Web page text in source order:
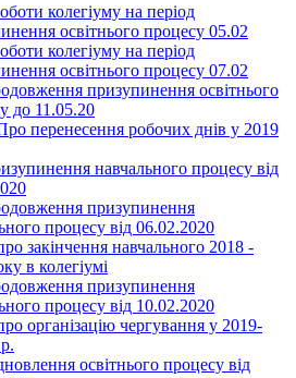
колегіуму на період
освітнього процесу 05.02
колегіуму на період
освітнього процесу 07.02
призупинення освітнього
до 11.05.20
перенесення робочих днів у 2019
навчального процесу від
призупинення
процесу від 06.02.2020
закінчення навчального 2018 -
в колегіумі
призупинення
процесу від 10.02.2020
організацію чергування у 2019-
освітнього процесу від